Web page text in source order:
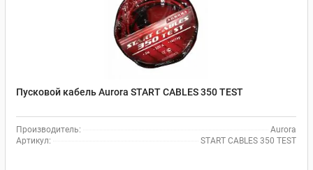
Пусковой кабель Aurora START CABLES 350 TEST
Производитель:
Aurora
Артикул:
START CABLES 350 TEST